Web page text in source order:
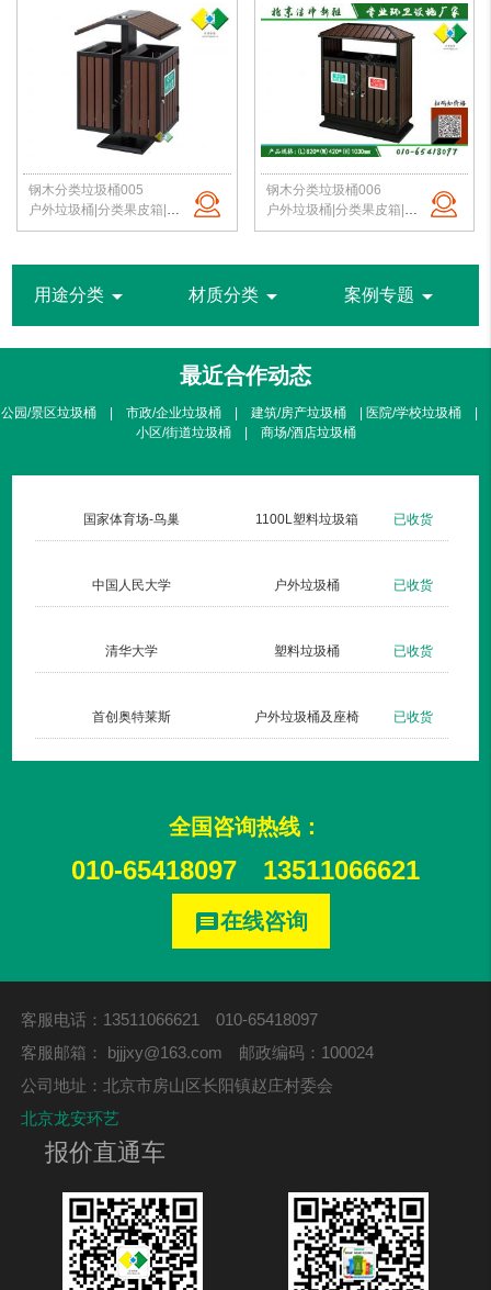
钢木分类垃圾桶005
户外垃圾桶|分类果皮箱|公园垃圾桶|钢木垃圾箱|景区垃圾桶|北京洁净新雅
钢木分类垃圾桶006
户外垃圾桶|分类果皮箱|公园垃圾桶|钢木垃圾箱|景区垃圾桶|北京洁净新雅
用途分类arrow_drop_down 材质分类 arrow_drop_down 案例专题 arrow_drop_down
最近合作动态
公园/景区垃圾桶 | 市政/企业垃圾桶 | 建筑/房产垃圾桶 | 医院/学校垃圾桶 |
小区/街道垃圾桶 | 商场/酒店垃圾桶
北京暖山生活广场 不锈钢方形单桶001定制款 已收货
仁安医院 钢板户外垃圾桶002玫瑰金 已收货
钢木户外单桶035 已收货
长治双创梦工厂 新款垃圾桶007三分类 已发货
全国咨询热线：
010-65418097 13511066621
message在线咨询
客服电话：13511066621 010-65418097
客服邮箱： bjjjxy@163.com 邮政编码：100024
公司地址：北京市房山区长阳镇赵庄村委会
北京龙安环艺
报价直通车